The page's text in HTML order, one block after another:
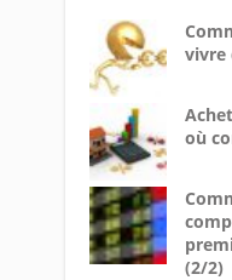
vivre
où
(2/2)